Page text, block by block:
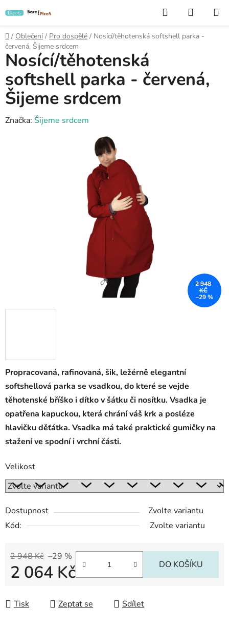
na
obsah
Hledat
KOŠÍK
Domů
/ Oblečení / Pro dospělé / Nosící/těhotenská softshell parka -
červená, Šijeme srdcem
Propracovaná, rafinovaná, šik, ležérně elegantní
softshellová parka se vsadkou, do které se vejde
těhotenské bříško i dítko v šátku či nosítku. Vsadka je
opatřena kapuckou, která chrání váš krk a posléze
hlavičku děťátka. Vsadka má také praktické gumičky na
stažení ve spodní i vrchní části.
Velikost
Dostupnost
Zvolte variantu
Kód:
Zvolte variantu
2 948 Kč –29 %
2 064 Kč DO KOŠÍKU
Tisk Zeptat se Sdílet
Nosící/těhotenská
softshell parka - červená,
Šijeme srdcem
Značka: Šijeme srdcem
2 948
KČ
–29 %